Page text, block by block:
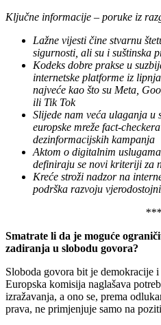
Ključne informacije – poruke iz
Lažne vijesti čine stvarnu
sigurnosti, ali su i suštinska
Kodeks dobre prakse u
internetske platforme iz
najveće kao što su Meta,
ili Tik Tok
Slijede nam veća ulaganja u
europske mreže fact-
dezinformacijskih kampanja
Aktom o digitalnim
definiraju se novi kriteriji za
Kreće stroži nadzor na
podrška razvoju
***
Smatrate li da je moguće
zadiranja u slobodu govora?
Sloboda govora bit je demokracije
Europska komisija naglašava
izražavanja, a ono se, prema
prava, ne primjenjuje samo na